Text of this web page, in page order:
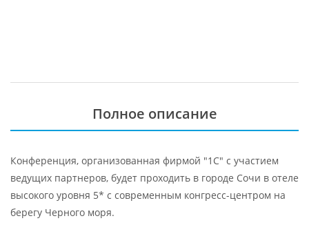
Полное описание
Конференция, организованная фирмой "1С" с участием
ведущих партнеров, будет проходить в городе Сочи в отеле
высокого уровня 5* с современным конгресс-центром на
берегу Черного моря.